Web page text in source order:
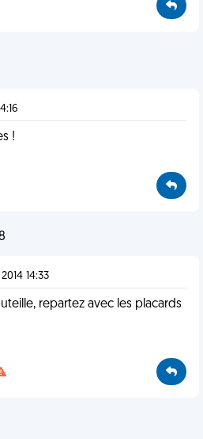
!
14:33
repartez avec les placards